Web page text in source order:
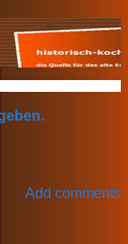
Add comments